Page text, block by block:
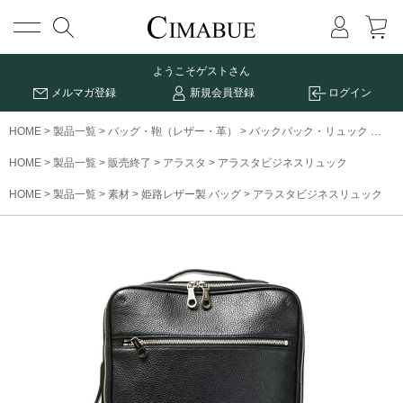
メニュー
ようこそゲストさん
メルマガ登録
新規会員登録 ログイン
HOME 製品一覧 バッグ・鞄（レザー・革） バックパック・リュック ア
HOME 製品一覧 販売終了 アラスタ アラスタビジネスリュック
HOME 製品一覧 素材 姫路レザー製 バッグ アラスタビジネスリュック